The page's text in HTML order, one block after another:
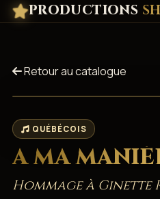
PRODUCTIONS
Retour au catalogue
QUÉBÉCOIS
A MA
Hommage à Ginette